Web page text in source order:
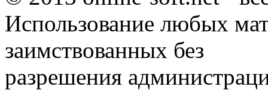
Использование любых
заимствованных без
разрешения